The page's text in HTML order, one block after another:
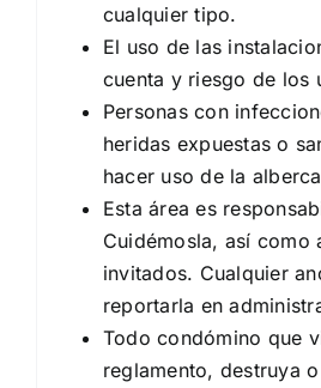
cualquier tipo.
El uso de las
cuenta y riesgo de los
Personas con
heridas expuestas o
hacer uso de la
Esta área es
Cuidémosla, así como
invitados. Cualquier
reportarla en
Todo condómino que
reglamento, destruya